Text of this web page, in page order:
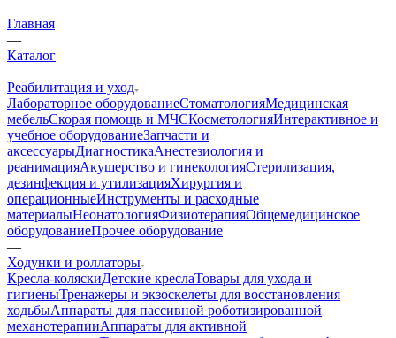
Главная
—
Каталог
—
Реабилитация и уход
Лабораторное оборудованиеСтоматологияМедицинская
мебельСкорая помощь и МЧСКосметологияИнтерактивное и
учебное оборудованиеЗапчасти и
аксессуарыДиагностикаАнестезиология и
реанимацияАкушерство и гинекологияСтерилизация,
дезинфекция и утилизацияХирургия и
операционныеИнструменты и расходные
материалыНеонатологияФизиотерапияОбщемедицинское
оборудованиеПрочее оборудование
—
Ходунки и роллаторы
Кресла-коляскиДетские креслаТовары для ухода и
гигиеныТренажеры и экзоскелеты для восстановления
ходьбыАппараты для пассивной роботизированной
механотерапииАппараты для активной